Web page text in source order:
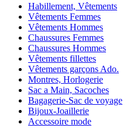
Habillement, Vêtements
Vêtements Femmes
Vêtements Hommes
Chaussures Femmes
Chaussures Hommes
Vêtements fillettes
Vêtements garçons Ado.
Montres, Horlogerie
Sac a Main, Sacoches
Bagagerie-Sac de voyage
Bijoux-Joaillerie
Accessoire mode